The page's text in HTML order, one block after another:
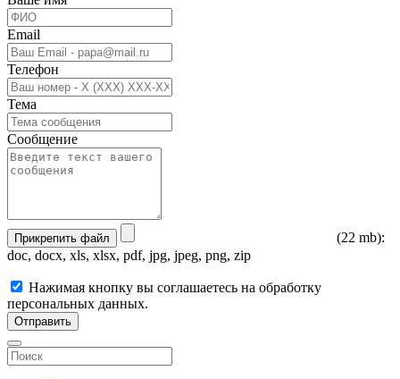
Email
Телефон
Тема
Сообщение
Прикрепить файл
(22 mb):
doc, docx, xls, xlsx, pdf, jpg, jpeg, png, zip
Нажимая кнопку вы соглашаетесь на обработку
персональных данных.
Отправить